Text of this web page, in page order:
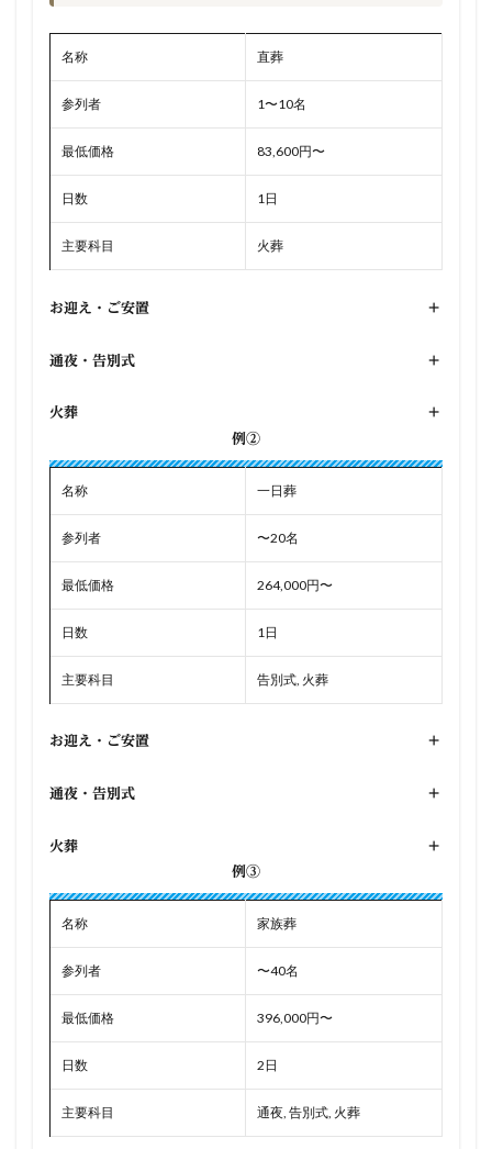
名称 直葬
参列者 1〜10名
最低価格 83,600円〜
日数 1日
主要科目 火葬
お迎え・ご安置 +
通夜・告別式 +
火葬
+
例②
名称 一日葬
参列者 〜20名
最低価格 264,000円〜
日数 1日
主要科目 告別式, 火葬
お迎え・ご安置 +
通夜・告別式 +
火葬
+
例③
名称 家族葬
参列者 〜40名
最低価格 396,000円〜
日数 2日
主要科目 通夜, 告別式, 火葬